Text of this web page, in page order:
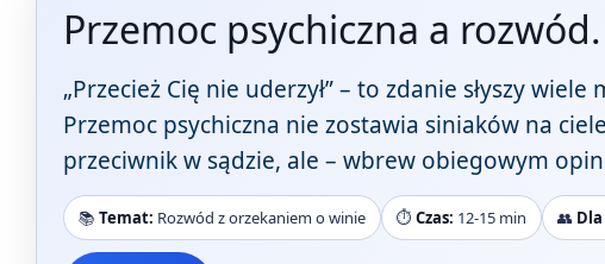
Przemoc psychiczna a
„Przecież Cię nie uderzył” – to zdanie słyszy
Przemoc psychiczna nie zostawia siniaków na
przeciwnik w sądzie, ale – wbrew obiegowym
📚Temat: Rozwód z orzekaniem o winie ⏱️ Czas: 12-15 min 👥